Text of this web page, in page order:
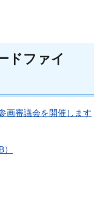
ドファイ
画審議会を開催します